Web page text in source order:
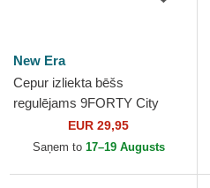
New Era
Cepur izliekta bēšs
regulējams 9FORTY City
Icon no Los Angeles Dodgers
MLB no New Era
EUR 29,95
Saņem to 17–19 Augusts